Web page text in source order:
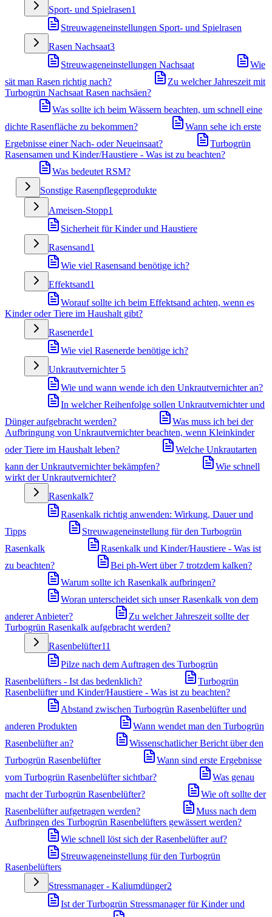
Sport- und Spielrasen1
Streuwageneinstellungen Sport- und Spielrasen
Rasen Nachsaat3
Streuwageneinstellungen Nachsaat
Wie
sät man Rasen richtig nach?
Zu welcher Jahreszeit mit
Turbogrün Nachsaat Rasen nachsäen?
Was sollte ich beim Wässern beachten, um schnell eine
dichte Rasenfläche zu bekommen?
Wann sehe ich erste
Ergebnisse einer Nach- oder Neueinsaat?
Turbogrün
Rasensamen und Kinder/Haustiere - Was ist zu beachten?
Was bedeutet RSM?
Sonstige Rasenpflegeprodukte
Ameisen-Stopp1
Sicherheit für Kinder und Haustiere
Rasensand1
Wie viel Rasensand benötige ich?
Effektsand1
Worauf sollte ich beim Effektsand achten, wenn es
Kinder oder Tiere im Haushalt gibt?
Rasenerde1
Wie viel Rasenerde benötige ich?
Unkrautvernichter 5
Wie und wann wende ich den Unkrautvernichter an?
In welcher Reihenfolge sollen Unkrautvernichter und
Dünger aufgebracht werden?
Was muss ich bei der
Aufbringung von Unkrautvernichter beachten, wenn Kleinkinder
oder Tiere im Haushalt leben?
Welche Unkrautarten
kann der Unkrautvernichter bekämpfen?
Wie schnell
wirkt der Unkrautvernichter?
Rasenkalk7
Rasenkalk richtig anwenden: Wirkung, Dauer und
Tipps
Streuwageneinstellung für den Turbogrün
Rasenkalk
Rasenkalk und Kinder/Haustiere - Was ist
zu beachten?
Bei ph-Wert über 7 trotzdem kalken?
Warum sollte ich Rasenkalk aufbringen?
Woran unterscheidet sich unser Rasenkalk von dem
anderer Anbieter?
Zu welcher Jahreszeit sollte der
Turbogrün Rasenkalk aufgebracht werden?
Rasenbelüfter11
Pilze nach dem Auftragen des Turbogrün
Rasenbelüfters - Ist das bedenklich?
Turbogrün
Rasenbelüfter und Kinder/Haustiere - Was ist zu beachten?
Abstand zwischen Turbogrün Rasenbelüfter und
anderen Produkten
Wann wendet man den Turbogrün
Rasenbelüfter an?
Wissenschatlicher Bericht über den
Turbogrün Rasenbelüfter
Wann sind erste Ergebnisse
vom Turbogrün Rasenbelüfter sichtbar?
Was genau
macht der Turbogrün Rasenbelüfter?
Wie oft sollte der
Rasenbelüfter aufgetragen werden?
Muss nach dem
Aufbringen des Turbogrün Rasenbelüfters gewässert werden?
Wie schnell löst sich der Rasenbelüfter auf?
Streuwageneinstellung für den Turbogrün
Rasenbelüfters
Stressmanager - Kaliumdünger2
Ist der Turbogrün Stressmanager für Kinder und